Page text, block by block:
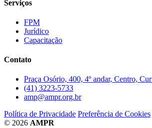
Serviços
FPM
Jurídico
Capacitação
Contato
Praça Osório, 400, 4º andar, Centro,
(41) 3223-5733
amp@ampr.org.br
Política de Privacidade Preferência de Cookies
© 2026 AMPR